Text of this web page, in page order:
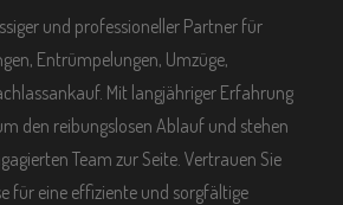
und professioneller Partner für
Entrümpelungen, Umzüge,
Mit langjähriger Erfahrung
den reibungslosen Ablauf und stehen
Team zur Seite. Vertrauen Sie
für eine effiziente und sorgfältige